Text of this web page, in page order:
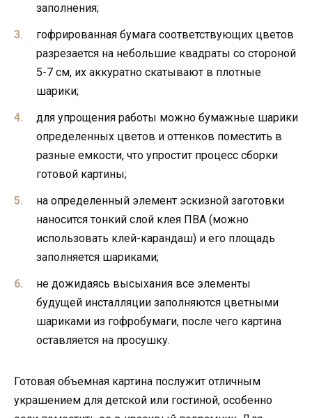
заполнения;
гофрированная бумага соответствующих цветов
разрезается на небольшие квадраты со стороной
5-7 см, их аккуратно скатывают в плотные
шарики;
для упрощения работы можно бумажные шарики
определенных цветов и оттенков поместить в
разные емкости, что упростит процесс сборки
готовой картины;
на определенный элемент эскизной заготовки
наносится тонкий слой клея ПВА (можно
использовать клей-карандаш) и его площадь
заполняется шариками;
не дожидаясь высыхания все элементы
будущей инсталляции заполняются цветными
шариками из гофробумаги, после чего картина
оставляется на просушку.
Готовая объемная картина послужит отличным
украшением для детской или гостиной, особенно